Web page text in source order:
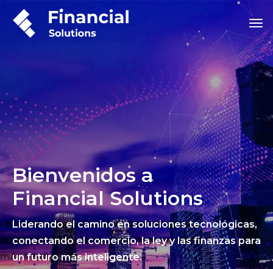
Bienvenidos a
Financial Solutions
Liderando el camino en soluciones tecnológicas,
conectando el comercio, la ley y las finanzas para
un futuro más inteligente.